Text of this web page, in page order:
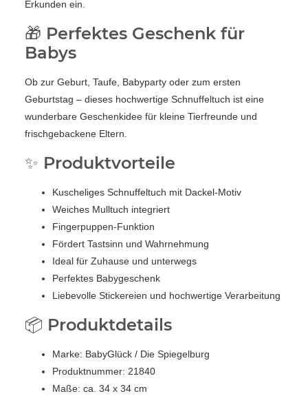
Erkunden ein.
🎁 Perfektes Geschenk für
Babys
Ob zur Geburt, Taufe, Babyparty oder zum ersten
Geburtstag – dieses hochwertige Schnuffeltuch ist eine
wunderbare Geschenkidee für kleine Tierfreunde und
frischgebackene Eltern.
✨ Produktvorteile
Kuscheliges Schnuffeltuch mit Dackel-Motiv
Weiches Mulltuch integriert
Fingerpuppen-Funktion
Fördert Tastsinn und Wahrnehmung
Ideal für Zuhause und unterwegs
Perfektes Babygeschenk
Liebevolle Stickereien und hochwertige Verarbeitung
📦 Produktdetails
Marke: BabyGlück / Die Spiegelburg
Produktnummer: 21840
Maße: ca. 34 x 34 cm